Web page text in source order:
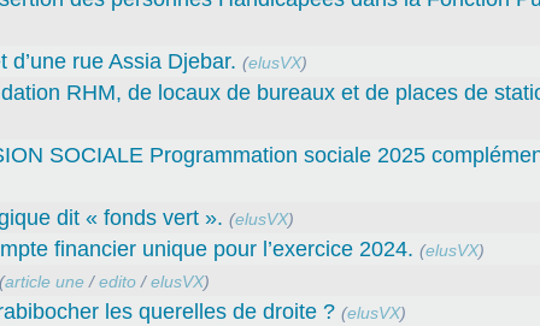
rue Assia Djebar. (elusVX)
RHM, de locaux de bureaux et de places de
SOCIALE Programmation sociale 2025
dit « fonds vert ». (elusVX)
financier unique pour l’exercice 2024. (elusVX)
article une/edito/elusVX)
les querelles de droite ? (elusVX)